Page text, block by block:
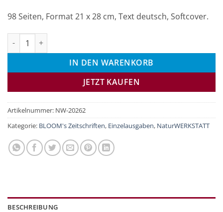
98 Seiten, Format 21 x 28 cm, Text deutsch, Softcover.
Naturwerkstatt-Magazin 2-2026 Menge
IN DEN WARENKORB
JETZT KAUFEN
Artikelnummer: NW-20262
Kategorie: BLOOM's Zeitschriften, Einzelausgaben, NaturWERKSTATT
BESCHREIBUNG